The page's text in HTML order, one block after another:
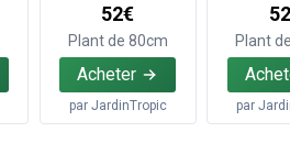
52€
Plant de 80cm
Acheter
par JardinTropic
Plant
par